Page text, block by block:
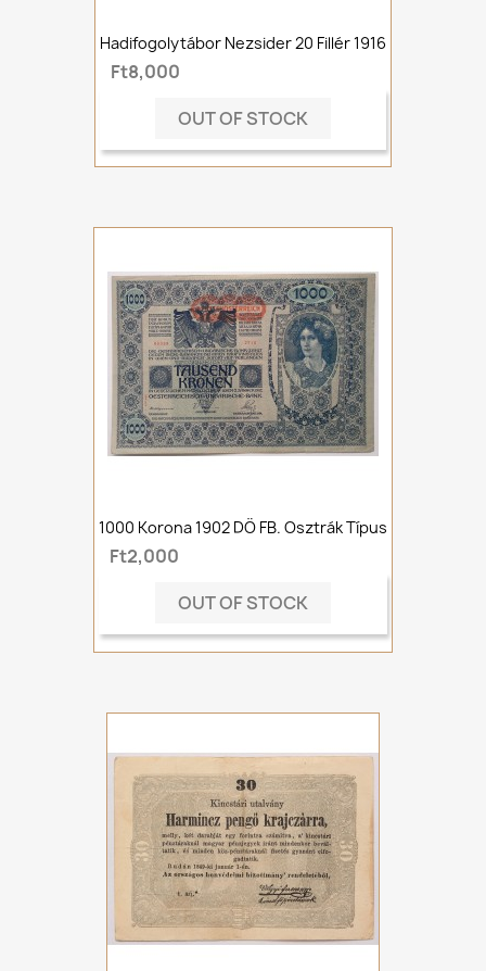
Hadifogolytábor Nezsider 20 Fillér 1916
Ft8,000
OUT OF STOCK
1000 Korona 1902 DÖ FB. Osztrák Típus
Ft2,000
OUT OF STOCK